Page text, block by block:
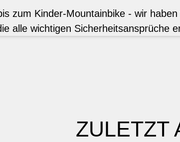
zum Kinder-Mountainbike - wir
alle wichtigen Sicherheitsansprüche
ZULETZT